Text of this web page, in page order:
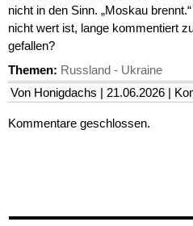
nicht in den Sinn. „Moskau
nicht wert ist, lange kommentiert
gefallen?
Themen: Russland - Ukraine
Von Honigdachs | 21.06.2026 |
Kommentare geschlossen.